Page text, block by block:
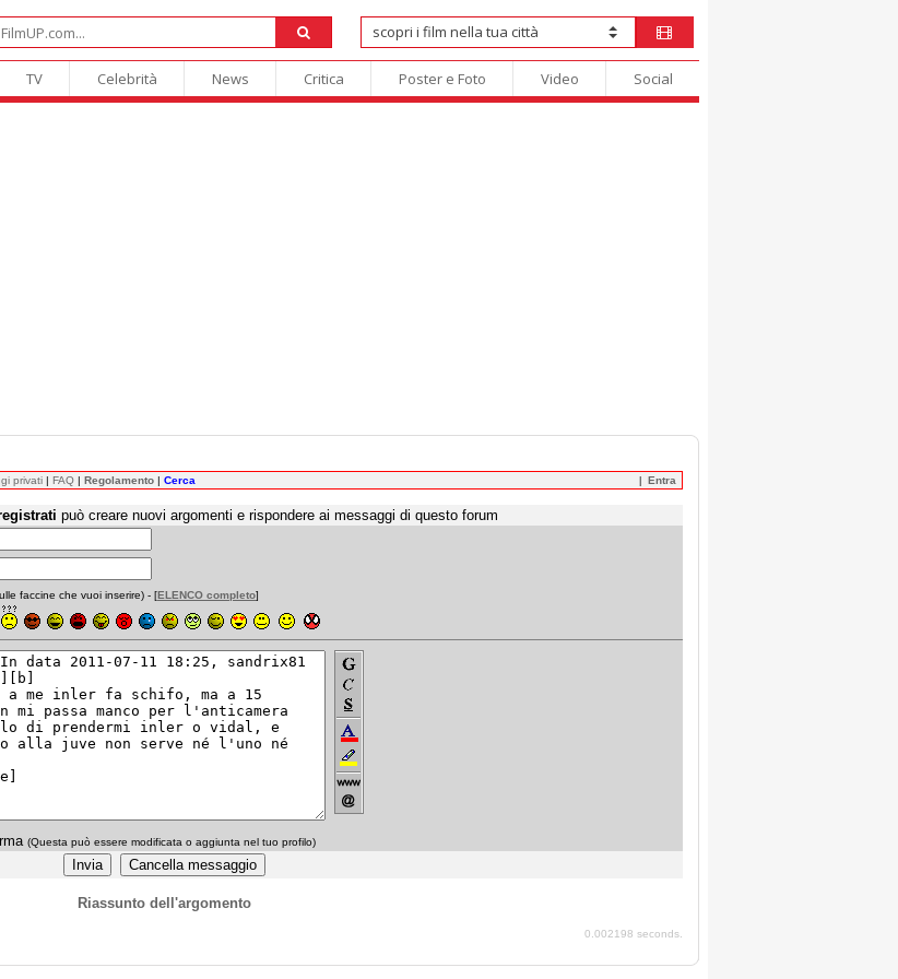
TV Celebrità News Critica Poster e Foto Video Social
privati | FAQ | Regolamento | Cerca Entra
può creare nuovi argomenti e rispondere ai messaggi di questo forum
faccine che vuoi inserire) - [ELENCO completo]
(Questa può essere modificata o aggiunta nel tuo profilo)
Riassunto dell'argomento
0.002198 seconds.